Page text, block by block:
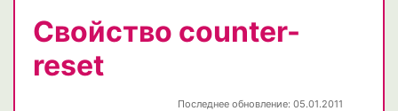
Свойство counter-
reset
Последнее обновление: 05.01.2011